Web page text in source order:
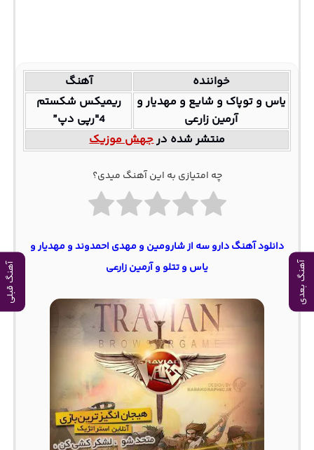
آهنگ بعدی آهنگ قبلی
خواننده
آهنگ
یاس و توپاک و شایع و مهدیار و
آرمین زارعی
ریمیکس شکستم
4″رپی دپ”
منتشر شده درجهش موزیک
چه امتیازی به این آهنگ میدی؟
دانلود آهنگ دارو سه از شارومین و مهدی احمدوند و مهدیار و
یاس و تتلو و آرمین زارعی